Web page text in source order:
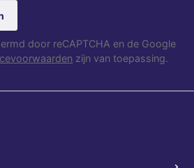
door reCAPTCHA en de Google
zijn van toepassing.